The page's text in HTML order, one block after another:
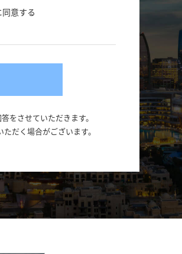
意する
をさせていただきます。
だく場合がございます。